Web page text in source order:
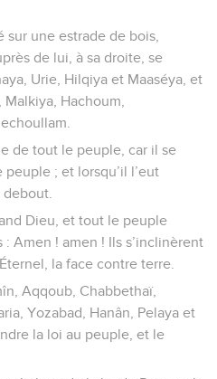
sur une estrade de bois,
de lui, à sa droite, se
Urie, Hilqiya et Maaséya, et
Hachoum,
de tout le peuple, car il se
; et lorsqu’il l’eut
Dieu, et tout le peuple
Amen ! amen ! Ils s’inclinèrent
la face contre terre.
Aqqoub, Chabbethaï,
Yozabad, Hanân, Pelaya et
la loi au peuple, et le